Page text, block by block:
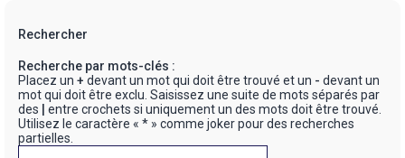
Rechercher
Recherche par mots-clés :
Placez un + devant un mot qui doit être trouvé et un - devant un
mot qui doit être exclu. Saisissez une suite de mots séparés par
des
entre crochets si uniquement un des mots doit être trouvé.
Utilisez le caractère « * » comme joker pour des recherches
partielles.